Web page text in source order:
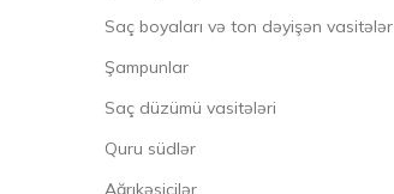
Saç boyaları və ton dəyişən vasitələr
Şampunlar
Saç düzümü vasitələri
Quru südlər
Ağrıkəsicilər